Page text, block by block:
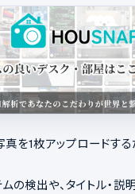
を1枚アップロードする
の検出や、タイトル・説